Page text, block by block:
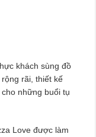
khách sùng đồ
rãi, thiết kế
những buổi tụ
Love được làm